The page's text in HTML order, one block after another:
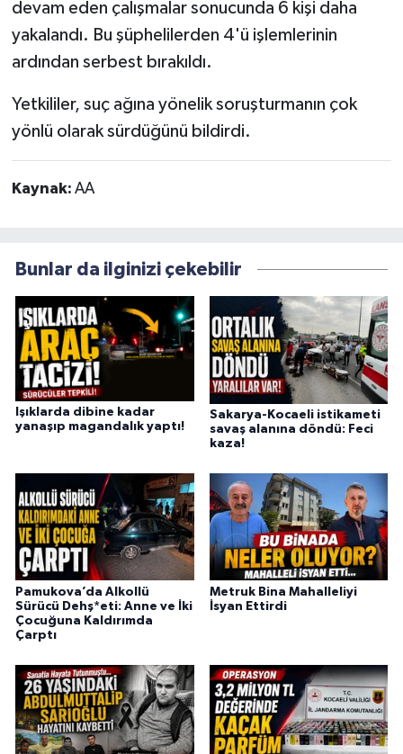
devam eden çalışmalar sonucunda 6 kişi daha
yakalandı. Bu şüphelilerden 4'ü işlemlerinin
ardından serbest bırakıldı.
Yetkililer, suç ağına yönelik soruşturmanın çok
yönlü olarak sürdüğünü bildirdi.
Kaynak: AA
Bunlar da ilginizi çekebilir
Işıklarda dibine kadar
yanaşıp magandalık yaptı!
Sakarya-Kocaeli istikameti
savaş alanına döndü: Feci
kaza!
Pamukova’da Alkollü
Sürücü Dehş*eti: Anne ve İki
Çocuğuna Kaldırımda
Çarptı
Metruk Bina Mahalleliyi
İsyan Ettirdi